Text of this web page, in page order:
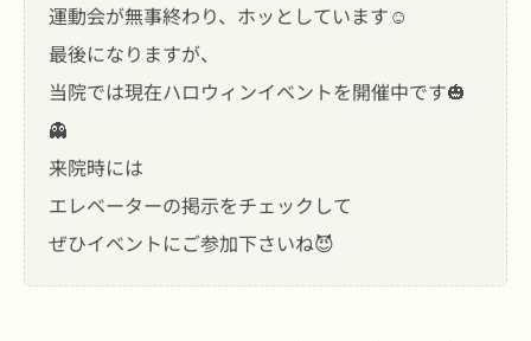
運動会が無事終わり、ホッとしています☺️
最後になりますが、
当院では現在ハロウィンイベントを開催中です🎃
👻
来院時には
エレベーターの掲示をチェックして
ぜひイベントにご参加下さいね😈